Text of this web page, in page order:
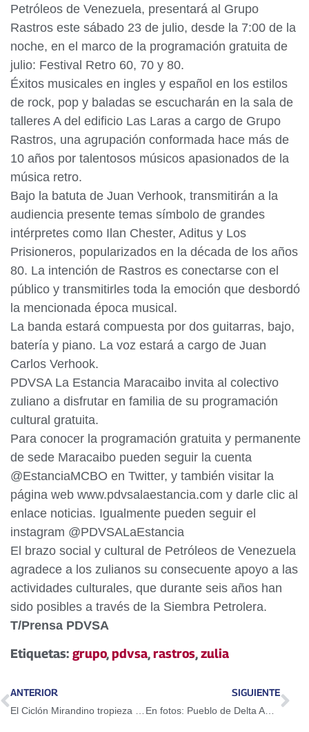
Petróleos de Venezuela, presentará al Grupo
Rastros este sábado 23 de julio, desde la 7:00 de la
noche, en el marco de la programación gratuita de
julio: Festival Retro 60, 70 y 80.
Éxitos musicales en ingles y español en los estilos
de rock, pop y baladas se escucharán en la sala de
talleres A del edificio Las Laras a cargo de Grupo
Rastros, una agrupación conformada hace más de
10 años por talentosos músicos apasionados de la
música retro.
Bajo la batuta de Juan Verhook, transmitirán a la
audiencia presente temas símbolo de grandes
intérpretes como Ilan Chester, Aditus y Los
Prisioneros, popularizados en la década de los años
80. La intención de Rastros es conectarse con el
público y transmitirles toda la emoción que desbordó
la mencionada época musical.
La banda estará compuesta por dos guitarras, bajo,
batería y piano. La voz estará a cargo de Juan
Carlos Verhook.
PDVSA La Estancia Maracaibo invita al colectivo
zuliano a disfrutar en familia de su programación
cultural gratuita.
Para conocer la programación gratuita y permanente
de sede Maracaibo pueden seguir la cuenta
@EstanciaMCBO en Twitter, y también visitar la
página web www.pdvsalaestancia.com y darle clic al
enlace noticias. Igualmente pueden seguir el
instagram @PDVSALaEstancia
El brazo social y cultural de Petróleos de Venezuela
agradece a los zulianos su consecuente apoyo a las
actividades culturales, que durante seis años han
sido posibles a través de la Siembra Petrolera.
T/Prensa PDVSA
Etiquetas: grupo,pdvsa,rastros,zulia
ANTERIOR
El Ciclón Mirandino tropieza frente a Guerreros
SIGUIENTE
En fotos: Pueblo de Delta Amacuro en la calle para defender la Revolución